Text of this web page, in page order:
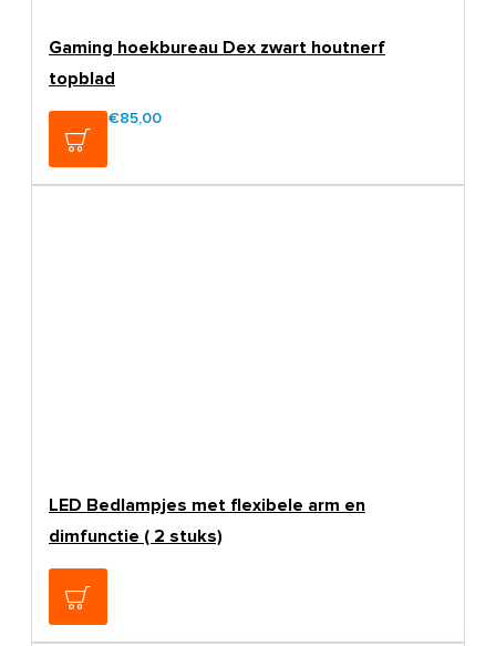
Gaming hoekbureau Dex zwart houtnerf
topblad
€85,00
LED Bedlampjes met flexibele arm en
dimfunctie ( 2 stuks)
€79,00